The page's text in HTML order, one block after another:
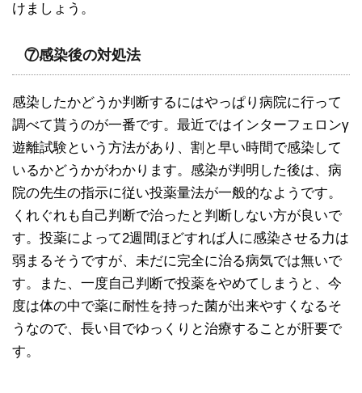
けましょう。
⑦感染後の対処法
感染したかどうか判断するにはやっぱり病院に行って
調べて貰うのが一番です。最近ではインターフェロンγ
遊離試験という方法があり、割と早い時間で感染して
いるかどうかがわかります。感染が判明した後は、病
院の先生の指示に従い投薬量法が一般的なようです。
くれぐれも自己判断で治ったと判断しない方が良いで
す。投薬によって2週間ほどすれば人に感染させる力は
弱まるそうですが、未だに完全に治る病気では無いで
す。また、一度自己判断で投薬をやめてしまうと、今
度は体の中で薬に耐性を持った菌が出来やすくなるそ
うなので、長い目でゆっくりと治療することが肝要で
す。